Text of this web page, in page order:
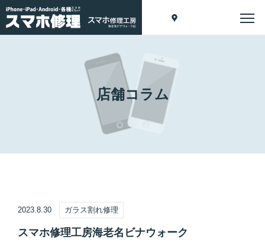
店舗コラム
2023.8.30 ガラス割れ修理
スマホ修理工房海老名ビナウォーク